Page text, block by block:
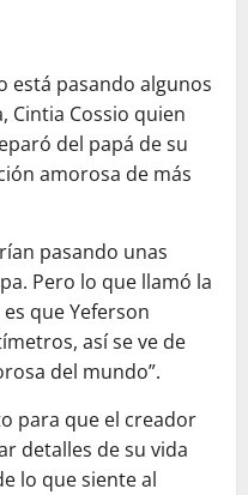
está pasando algunos
Cintia Cossio quien
del papá de su
amorosa de más
pasando unas
Pero lo que llamó la
que Yeferson
así se ve de
del mundo”.
para que el creador
detalles de su vida
lo que siente al